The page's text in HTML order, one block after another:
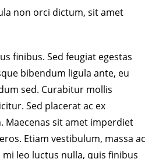
non orci dictum, sit amet
finibus. Sed feugiat egestas
bibendum ligula ante, eu
sed. Curabitur mollis
Sed placerat ac ex
Maecenas sit amet imperdiet
Etiam vestibulum, massa ac
leo luctus nulla, quis finibus